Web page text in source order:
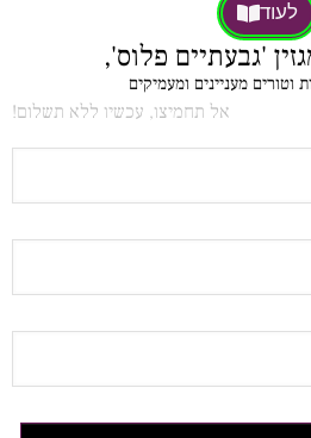
לעוד
'גבעתיים פלוס',
וטורים מעניינים ומעמיקים
אל תחמיצו, עכשיו ללא תשלום!